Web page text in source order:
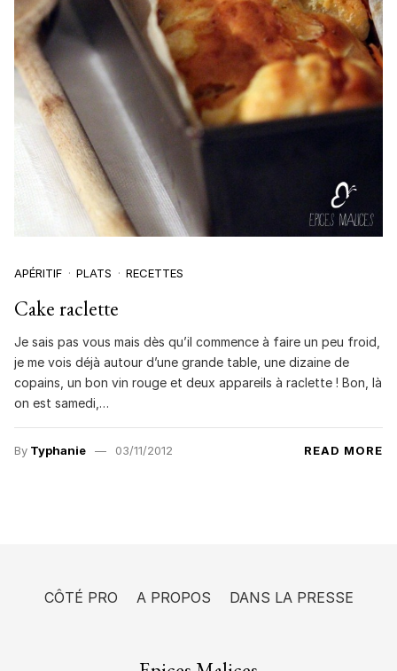
APÉRITIF PLATS RECETTES
Cake raclette
Je sais pas vous mais dès qu’il commence à faire un peu froid,
je me vois déjà autour d’une grande table, une dizaine de
copains, un bon vin rouge et deux appareils à raclette ! Bon, là
on est samedi,…
By Typhanie 03/11/2012 READ MORE
CÔTÉ PRO A PROPOS DANS LA PRESSE